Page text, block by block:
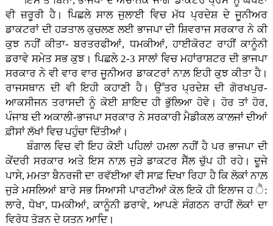
ਵੀ ਜ਼ਰੂਰੀ ਹੈ। ਪਿਛਲੇ ਸਾਲ ਜੁਲਾਈ ਵਿਚ ਮੱਧ ਪ੍ਰਦੇਸ਼ ਦੇ ਜੂਨੀਅਰ
ਡਾਕਟਰਾਂ ਦੀ ਹੜਤਾਲ ਕੁਚਲਣ ਲਈ ਭਾਜਪਾ ਦੀ ਸ਼ਿਵਰਾਜ ਸਰਕਾਰ ਨੇ ਕੀ
ਕੁਝ ਨਹੀਂ ਕੀਤਾ- ਬਰਤਰਫੀਆਂ, ਧਮਕੀਆਂ, ਹਾਈਕੋਰਟ ਰਾਹੀਂ ਕਾਨੂੰਨੀ
ਡਰਾਵੇ ਸਮੇਤ ਸਭ ਕੁਝ। ਪਿਛਲੇ 2-3 ਸਾਲਾਂ ਵਿਚ ਮਹਾਂਰਾਸ਼ਟਰ ਦੀ ਭਾਜਪਾ
ਸਰਕਾਰ ਨੇ ਵੀ ਵਾਰ ਵਾਰ ਜੂਨੀਅਰ ਡਾਕਟਰਾਂ ਨਾਲ਼ ਇਹੀ ਕੁਝ ਕੀਤਾ ਹੈ।
ਰਾਜਸਥਾਨ ਦੀ ਵੀ ਇਹੀ ਕਹਾਣੀ ਹੈ। ਉੱਤਰ ਪ੍ਰਦੇਸ਼ ਦੀ ਗੋਰਖਪੁਰ-
ਆਕਸੀਜਨ ਤਰਾਸਦੀ ਨੂੰ ਕੋਈ ਸ਼ਾਇਦ ਹੀ ਭੁੱਲਿਆ ਹੋਵੇ। ਹੋਰ ਤਾਂ ਹੋਰ,
ਪੰਜਾਬ ਦੀ ਅਕਾਲੀ-ਭਾਜਪਾ ਸਰਕਾਰ ਨੇ ਸਰਕਾਰੀ ਮੈਡੀਕਲ ਕਾਲਜਾਂ ਦੀਆਂ
ਫ਼ੀਸਾਂ ਲੱਖਾਂ ਵਿਚ ਪਹੁੰਚਾ ਦਿੱਤੀਆਂ।
ਬੰਗਾਲ ਵਿਚ ਵੀ ਇਹ ਕੋਈ ਪਹਿਲਾਂ ਹਮਲਾ ਨਹੀਂ ਹੈ ਪਰ ਭਾਜਪਾ ਦੀ
ਕੇਂਦਰੀ ਸਰਕਾਰ ਅਤੇ ਇਸ ਨਾਲ਼ ਜੁੜੇ ਡਾਕਟਰ ਸੈੱਲ ਚੁੱਪ ਹੀ ਰਹੇ। ਦੂਜੇ
ਪਾਸੇ, ਮਮਤਾ ਬੈਨਰਜੀ ਦਾ ਰਵੱਈਆ ਵੀ ਸਾਫ਼ ਦਿਖਾ ਰਿਹਾ ਹੈ ਕਿ ਲੋਕਾਂ ਨਾਲ਼
ਜੁੜੇ ਮਸਲਿਆਂ ਬਾਰੇ ਸਭ ਸਿਆਸੀ ਪਾਰਟੀਆਂ ਕੋਲ ਇਕੋ ਹੀ ਇਲਾਜ ਹ ੈ:
ਲਾਰੇ, ਧੋਖਾ, ਧਮਕੀਆਂ, ਕਾਨੂੰਨੀ ਡਰਾਵੇ, ਆਪਣੇ ਸੰਗਠਨ ਰਾਹੀਂ ਲੋਕਾਂ ਦਾ
ਵਿਰੋਧ ਤੋੜਨ ਦੇ ਯਤਨ ਆਦਿ।